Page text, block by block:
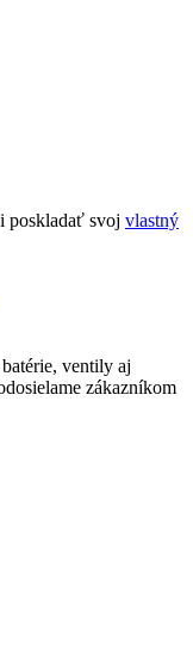
poskladať svoj vlastný
ventily aj
zákazníkom